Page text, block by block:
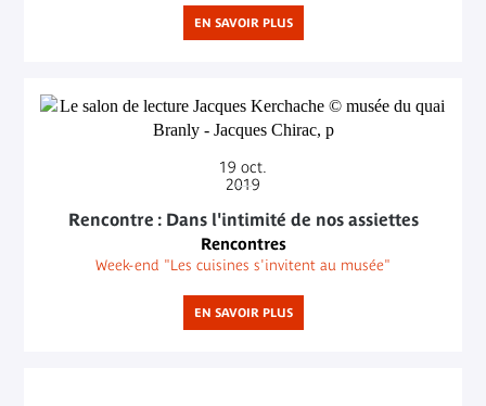
EN SAVOIR PLUS
19 oct.
2019
Rencontre : Dans l'intimité de nos assiettes
Rencontres
Week-end "Les cuisines s'invitent au musée"
EN SAVOIR PLUS